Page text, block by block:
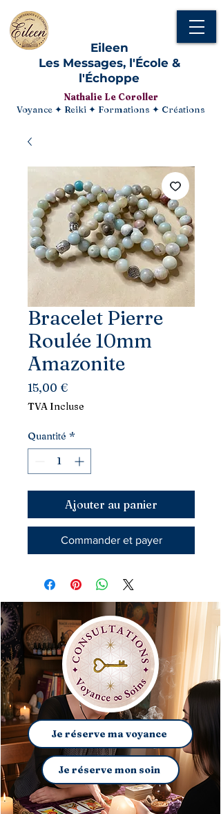
Eileen
Les Messages, l'École &
l'Échoppe
Nathalie Le Coroller
Voyance ✦ Reiki ✦ Formations ✦ Créations
Bracelet Pierre
Roulée 10mm
Amazonite
15,00 €Prix
TVA Incluse
Quantité *
Ajouter au panier
Commander et payer
Je réserve ma voyance
Je réserve mon soin